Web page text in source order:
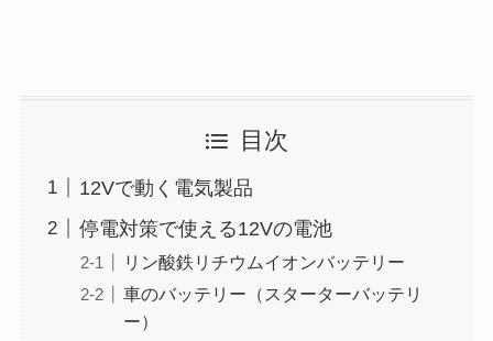
目次
12Vで動く電気製品
停電対策で使える12Vの電池
リン酸鉄リチウムイオンバッテリー
車のバッテリー（スターターバッテリ
ー）